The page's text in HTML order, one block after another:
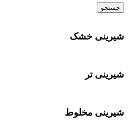
جستجو
شیرینی خشک
شیرینی تر
شیرینی مخلوط